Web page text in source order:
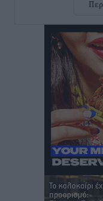
Rhodes Beyond
Τοπικές Ειδήσεις•
Κικίλιας:
ροές στα
πριν 12 ώρες
Κως: Γερμανός
ευρώ επειδή δεν
οικογενειακές
Τοπικές Ειδήσεις•